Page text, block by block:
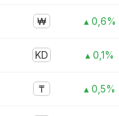
₩ ▴ 0,6%
KD ▴ 0,1%
₸ ▴ 0,5%